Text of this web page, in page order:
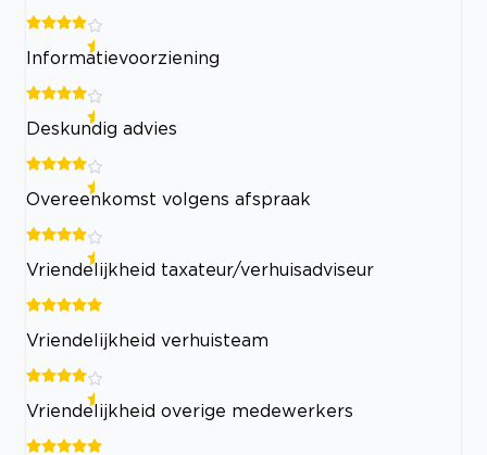
Informatievoorziening
Deskundig advies
Overeenkomst volgens afspraak
Vriendelijkheid taxateur/verhuisadviseur
Vriendelijkheid verhuisteam
Vriendelijkheid overige medewerkers